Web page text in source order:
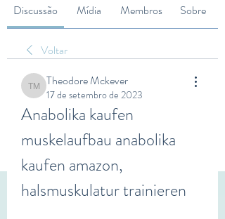
Discussão Mídia Membros Sobre
Voltar
Theodore Mckever
Theodore Mckever
17 de setembro de 2023
Anabolika kaufen
muskelaufbau anabolika
kaufen amazon,
halsmuskulatur trainieren